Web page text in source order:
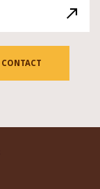
CONTACT